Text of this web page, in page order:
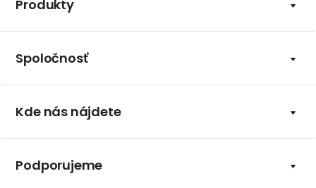
Produkty
Spoločnosť
Kde nás nájdete
Podporujeme